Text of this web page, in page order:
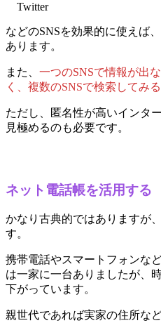
Twitter
などのSNSを効果的に使えば
あります。
また、 一つのSNSで情報が出
く、複数のSNSで検索してみ
ただし、匿名性が高いインタ
見極めるのも必要です。
ネット電話帳を活用する
かなり古典的ではありますが
す。
携帯電話やスマートフォンな
は一家に一台ありましたが、
下がっています。
親世代であれば実家の住所な